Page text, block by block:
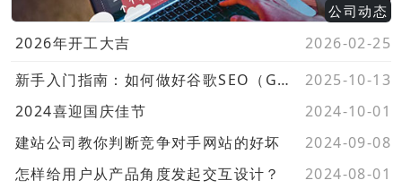
公司动态
2026-02-25
2026年开工大吉
2025-10-13
新手入门指南：如何做好谷歌SEO（Google SEO）？
2024-10-01
2024喜迎国庆佳节
2024-09-08
建站公司教你判断竞争对手网站的好坏
2024-08-01
怎样给用户从产品角度发起交互设计？